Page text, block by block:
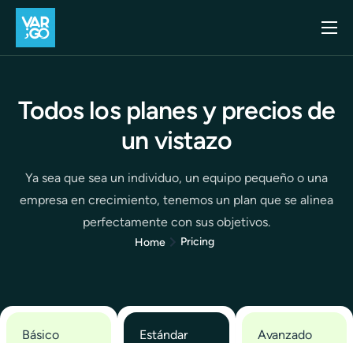
Inicio
Blog
API
Todos los planes y precios de
un vistazo
Ya sea que sea un individuo, un equipo pequeño o una
empresa en crecimiento, tenemos un plan que se alinea
perfectamente con sus objetivos.
Home Pricing
Básico Estándar Avanzado